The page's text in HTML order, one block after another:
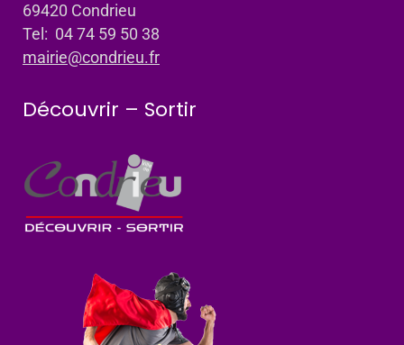
69420 Condrieu
Tel: 04 74 59 50 38
mairie@condrieu.fr
Découvrir – Sortir